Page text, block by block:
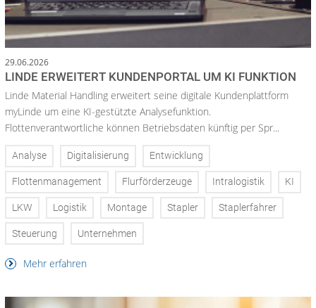
29.06.2026
LINDE ERWEITERT KUNDENPORTAL UM KI FUNKTION
Linde Material Handling erweitert seine digitale Kundenplattform
myLinde um eine KI-gestützte Analysefunktion.
Flottenverantwortliche können Betriebsdaten künftig per Spr...
Analyse Digitalisierung Entwicklung
Flottenmanagement Flurförderzeuge Intralogistik KI
LKW Logistik Montage Stapler Staplerfahrer
Steuerung Unternehmen
Mehr erfahren